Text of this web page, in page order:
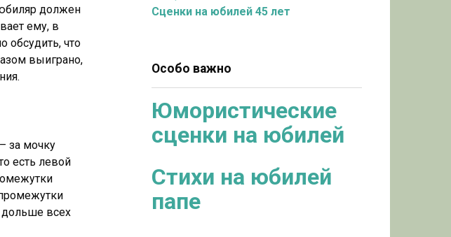
должен
ему, в
обсудить, что
выиграно,
за мочку
есть левой
всех
Сценки на юбилей 45 лет
Особо важно
Юмористические
сценки на юбилей
Стихи на юбилей
папе